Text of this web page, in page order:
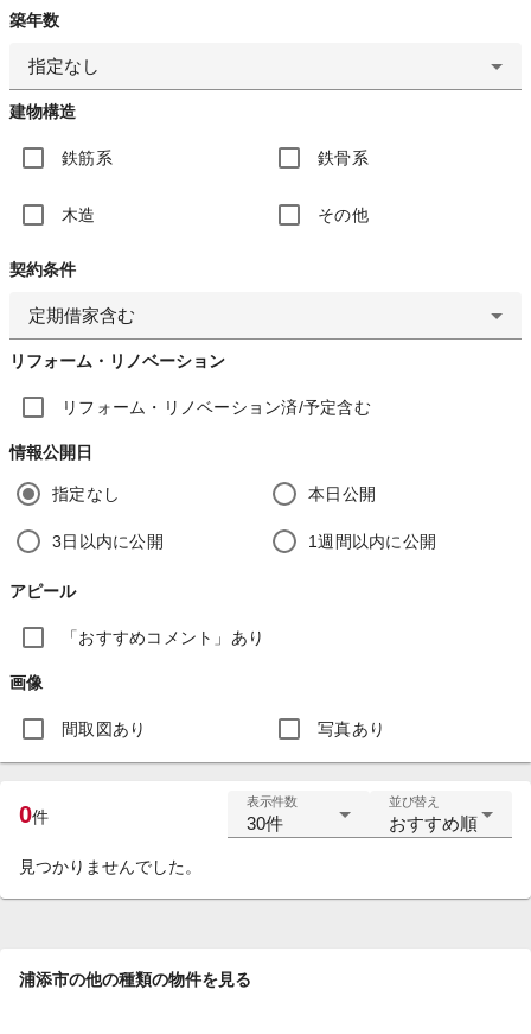
築年数
指定なし
建物構造
鉄筋系 鉄骨系
木造 その他
契約条件
定期借家含む
リフォーム・リノベーション
リフォーム・リノベーション済/予定含む
情報公開日
指定なし 本日公開
3日以内に公開 1週間以内に公開
アピール
「おすすめコメント」あり
画像
間取図あり 写真あり
0件
表示件数
30件
並び替え
おすすめ順
見つかりませんでした。
浦添市の他の種類の物件を見る